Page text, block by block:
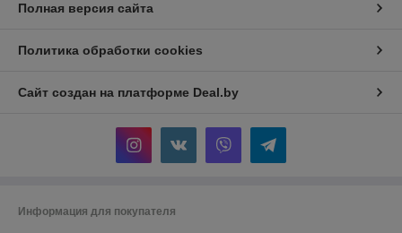
Полная версия сайта
Политика обработки cookies
Сайт создан на платформе Deal.by
Информация для покупателя